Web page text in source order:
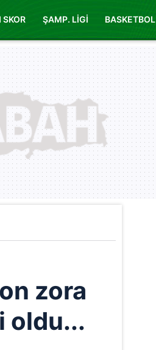
SKOR ŞAMP. LİGİ BASKETBOL
zora
oldu...